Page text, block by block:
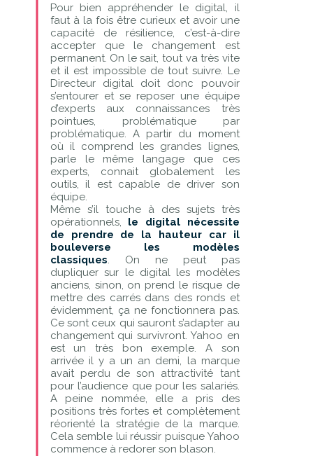
Pour bien appréhender le digital, il
faut à la fois être curieux et avoir une
capacité de résilience, c’est-à-dire
accepter que le changement est
permanent. On le sait, tout va très vite
et il est impossible de tout suivre. Le
Directeur digital doit donc pouvoir
s’entourer et se reposer une équipe
d’experts aux connaissances très
pointues, problématique par
problématique. A partir du moment
où il comprend les grandes lignes,
parle le même langage que ces
experts, connait globalement les
outils, il est capable de driver son
équipe.
Même s’il touche à des sujets très
opérationnels, le digital nécessite
de prendre de la hauteur car il
bouleverse les modèles
classiques. On ne peut pas
dupliquer sur le digital les modèles
anciens, sinon, on prend le risque de
mettre des carrés dans des ronds et
évidemment, ça ne fonctionnera pas.
Ce sont ceux qui sauront s’adapter au
changement qui survivront. Yahoo en
est un très bon exemple. A son
arrivée il y a un an demi, la marque
avait perdu de son attractivité tant
pour l’audience que pour les salariés.
A peine nommée, elle a pris des
positions très fortes et complètement
réorienté la stratégie de la marque.
Cela semble lui réussir puisque Yahoo
commence à redorer son blason.